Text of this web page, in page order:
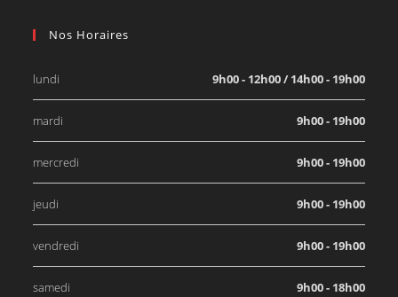
Nos Horaires
lundi 9h00 - 12h00 / 14h00 - 19h00
mardi 9h00 - 19h00
mercredi 9h00 - 19h00
jeudi 9h00 - 19h00
vendredi 9h00 - 19h00
samedi 9h00 - 18h00